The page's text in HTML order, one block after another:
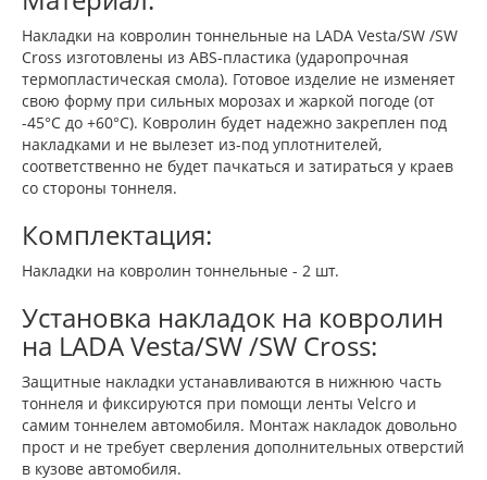
Накладки на ковролин тоннельные на LADA Vesta/SW /SW
Cross изготовлены из ABS-пластика (ударопрочная
термопластическая смола). Готовое изделие не изменяет
свою форму при сильных морозах и жаркой погоде (от
-45°C до +60°C). Ковролин будет надежно закреплен под
накладками и не вылезет из-под уплотнителей,
соответственно не будет пачкаться и затираться у краев
со стороны тоннеля.
Комплектация:
Накладки на ковролин тоннельные - 2 шт.
Установка накладок на ковролин
на LADA Vesta/SW /SW Cross:
Защитные накладки устанавливаются в нижнюю часть
тоннеля и фиксируются при помощи ленты Velcro и
самим тоннелем автомобиля. Монтаж накладок довольно
прост и не требует сверления дополнительных отверстий
в кузове автомобиля.